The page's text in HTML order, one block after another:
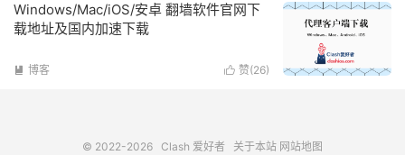
Windows/Mac/iOS/安卓 翻墙软件官网下
载地址及国内加速下载
 赞(26)
 博客
© 2022-2026 Clash 爱好者 关于本站 网站地图